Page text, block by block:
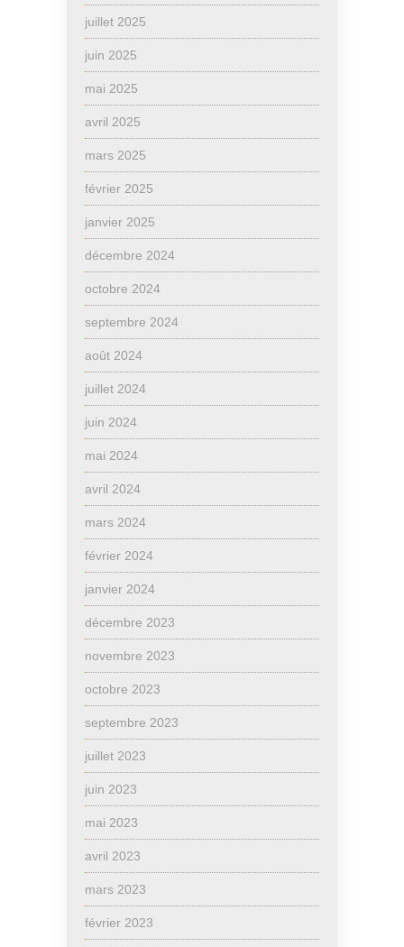
juillet 2025
juin 2025
mai 2025
avril 2025
mars 2025
février 2025
janvier 2025
décembre 2024
octobre 2024
septembre 2024
août 2024
juillet 2024
juin 2024
mai 2024
avril 2024
mars 2024
février 2024
janvier 2024
décembre 2023
novembre 2023
octobre 2023
septembre 2023
juillet 2023
juin 2023
mai 2023
avril 2023
mars 2023
février 2023